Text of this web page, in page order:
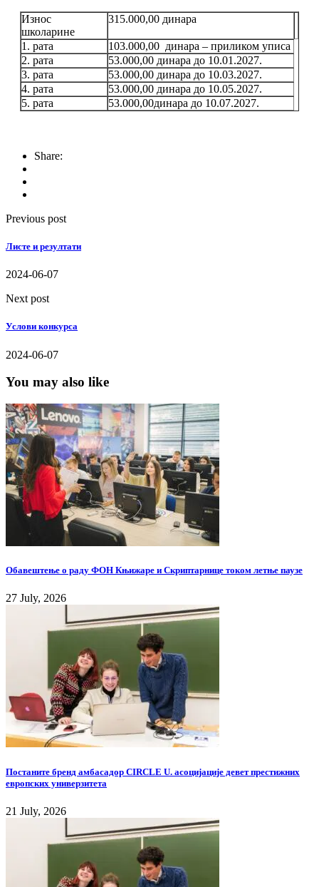
Износ
школарине
315.000,00 динара
1. рата
103.000,00 динара – приликом уписа
2. рата
53.000,00 динара до 10.01.2027.
3. рата
53.000,00 динара до 10.03.2027.
4. рата
53.000,00 динара до 10.05.2027.
5. рата
53.000,00динара до 10.07.2027.
Share:
Previous post
Листе и резултати
2024-06-07
Next post
Услови конкурса
2024-06-07
You may also like
Обавештење о раду ФОН Књижаре и Скриптарнице током летње паузе
27 July, 2026
Постаните бренд амбасадор CIRCLE U. асоцијације девет престижних
европских универзитета
21 July, 2026